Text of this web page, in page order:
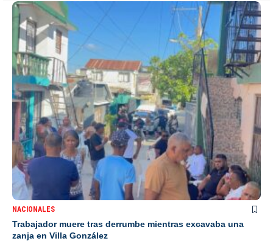
NACIONALES
Trabajador muere tras derrumbe mientras excavaba una
zanja en Villa González